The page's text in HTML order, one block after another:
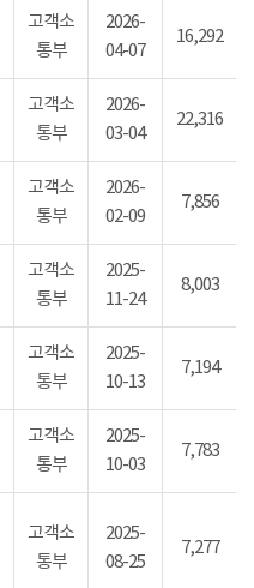
고객소
통부
2026-
04-07
16,292
고객소
통부
2026-
03-04
22,316
고객소
통부
2026-
02-09
7,856
고객소
통부
2025-
11-24
8,003
고객소
통부
2025-
10-13
7,194
고객소
통부
2025-
10-03
7,783
고객소
통부
2025-
08-25
7,277